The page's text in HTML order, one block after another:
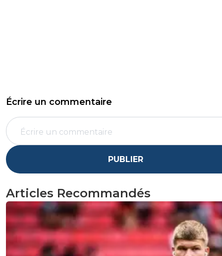
Écrire un commentaire
PUBLIER
Articles Recommandés